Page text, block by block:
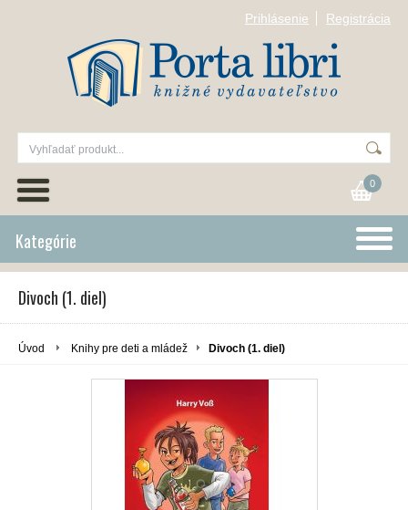
Prihlásenie Registrácia
0
Kategórie
Divoch (1. diel)
Úvod Knihy pre deti a mládež Divoch (1. diel)